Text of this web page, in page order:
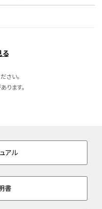
ニウム
タニウム
シュタイプ
る
さい。
ります。
アル
書